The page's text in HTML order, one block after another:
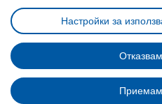
Избор на настройки за
Условия за ползване на ikea.bg
Политика за защита на
Общи условия на
Политика за защита на лични
Настройки за
Приемам